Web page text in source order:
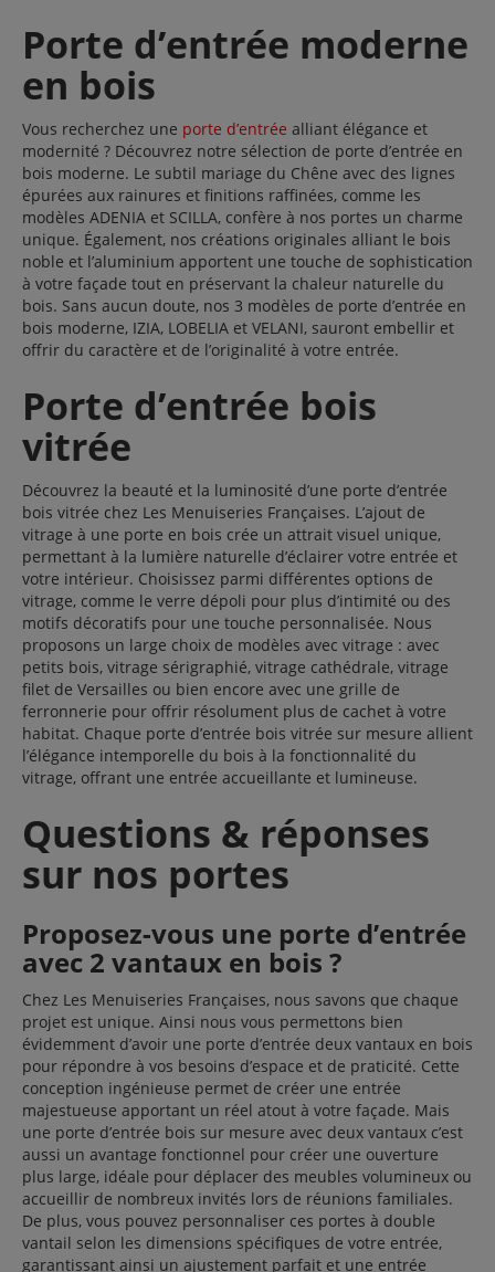
5 Joint d’étanchéité à lèvre 3 côtés sur le dormant (montants
et traverse haute).
6 Joint brosse sur la traverse basse.
7 Seuil aluminium de 20 mm PMR à rupture de pont
thermique.
• De base double vitrage de 36 mm 44.2/24G/4ITR (sauf
modèle CLUSIA vitrage de 24 mm (44.2/12G/4ITR) avec décor
variant selon les modèles.
• 4 fiches doubles broches de 16 mm de diamètre réglables
en 3 dimensions sans dégondage.
• De base : crémone automatique 5 points (4 galets, 1 pêne
dormant et 1 pêne demi-tour). En option : crémone à relevage
et crémone automatique à crochets.
Configurations
• Dormant bois : porte 1 vantail, avec tiercé ou ensemble
et porte 2 vantaux.
• Dormant aluminium : Porte 1 vantail uniquement.
Porte d’entrée moderne
en bois
Vous recherchez une porte d’entrée alliant élégance et
modernité ? Découvrez notre sélection de porte d’entrée en
bois moderne. Le subtil mariage du Chêne avec des lignes
épurées aux rainures et finitions raffinées, comme les
modèles ADENIA et SCILLA, confère à nos portes un charme
unique. Également, nos créations originales alliant le bois
noble et l’aluminium apportent une touche de sophistication
à votre façade tout en préservant la chaleur naturelle du
bois. Sans aucun doute, nos 3 modèles de porte d’entrée en
bois moderne, IZIA, LOBELIA et VELANI, sauront embellir et
offrir du caractère et de l’originalité à votre entrée.
Porte d’entrée bois
vitrée
Découvrez la beauté et la luminosité d’une porte d’entrée
bois vitrée chez Les Menuiseries Françaises. L’ajout de
vitrage à une porte en bois crée un attrait visuel unique,
permettant à la lumière naturelle d’éclairer votre entrée et
votre intérieur. Choisissez parmi différentes options de
vitrage, comme le verre dépoli pour plus d’intimité ou des
motifs décoratifs pour une touche personnalisée. Nous
proposons un large choix de modèles avec vitrage : avec
petits bois, vitrage sérigraphié, vitrage cathédrale, vitrage
filet de Versailles ou bien encore avec une grille de
ferronnerie pour offrir résolument plus de cachet à votre
habitat. Chaque porte d’entrée bois vitrée sur mesure allient
l’élégance intemporelle du bois à la fonctionnalité du
vitrage, offrant une entrée accueillante et lumineuse.
Questions & réponses
sur nos portes
Proposez-vous une porte d’entrée
avec 2 vantaux en bois ?
Chez Les Menuiseries Françaises, nous savons que chaque
projet est unique. Ainsi nous vous permettons bien
évidemment d’avoir une porte d’entrée deux vantaux en bois
pour répondre à vos besoins d’espace et de praticité. Cette
conception ingénieuse permet de créer une entrée
majestueuse apportant un réel atout à votre façade. Mais
une porte d’entrée bois sur mesure avec deux vantaux c’est
aussi un avantage fonctionnel pour créer une ouverture
plus large, idéale pour déplacer des meubles volumineux ou
accueillir de nombreux invités lors de réunions familiales.
De plus, vous pouvez personnaliser ces portes à double
vantail selon les dimensions spécifiques de votre entrée,
garantissant ainsi un ajustement parfait et une entrée